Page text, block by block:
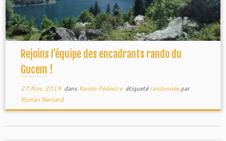
Rejoins l’équipe des encadrants rando du
Gucem !
27 Nov, 2019dans Rando Pédestre étiquetérandonnéepar
Roman Bernard